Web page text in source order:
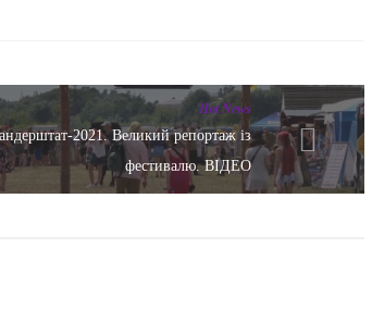
Hot News
2021. Великий репортаж із
фестивалю. ВІДЕО